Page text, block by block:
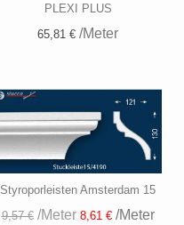
PLEXI PLUS
65,81 € /Meter
Styroporleisten Amsterdam 15
9,57 €/Meter 8,61 €/Meter